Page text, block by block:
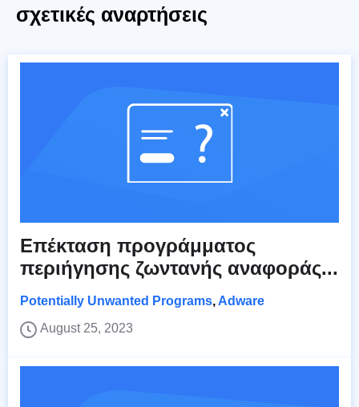
σχετικές αναρτήσεις
Επέκταση προγράμματος
περιήγησης ζωντανής αναφοράς...
Potentially Unwanted Programs,Adware
August 25, 2023